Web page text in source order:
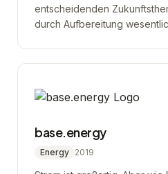
entscheidenden
durch Aufbereitung
base.energy
Energy 2019